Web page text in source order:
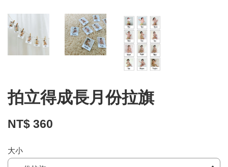
拍立得成長月份拉旗
NT$ 360
大小